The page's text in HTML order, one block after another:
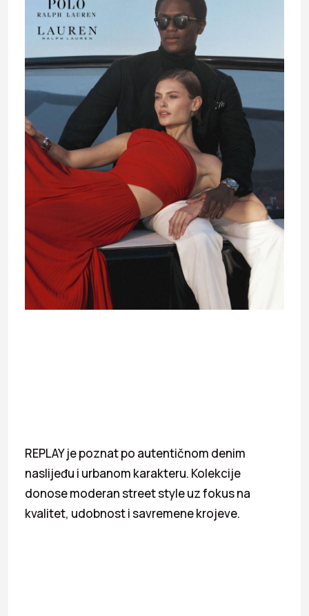
REPLAY je poznat po autentičnom denim
naslijeđu i urbanom karakteru. Kolekcije
donose moderan street style uz fokus na
kvalitet, udobnost i savremene krojeve.